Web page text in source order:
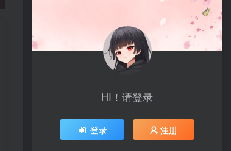
HI！请登录
登录 注册